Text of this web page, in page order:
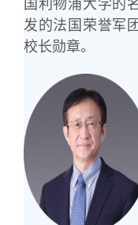
国利物浦大学的
发的法国荣誉军
校长勋章。